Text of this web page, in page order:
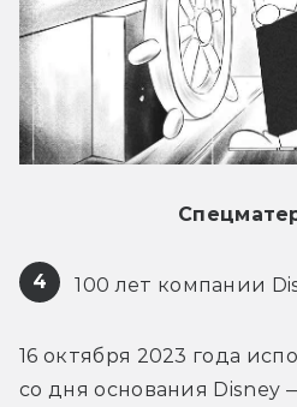
4 100 лет компании
16 октября 2023 года
со дня основания Disney